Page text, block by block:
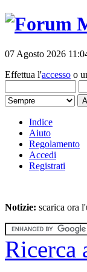
07 Agosto 2026
Effettua l'accesso o
Indice
Aiuto
Regolamento
Accedi
Registrati
Notizie: scarica ora
Ricerca